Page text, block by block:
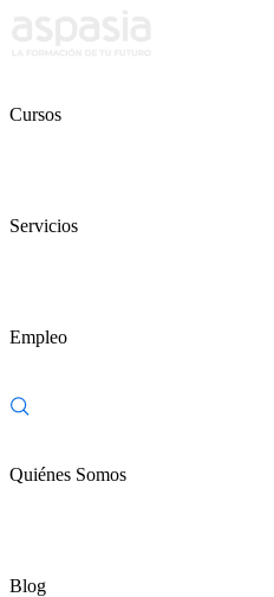
Cursos
Servicios
Empleo
Quiénes Somos
Blog